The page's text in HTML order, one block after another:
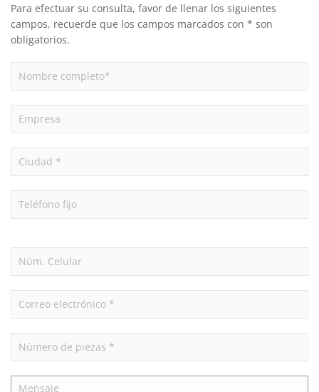
Para efectuar su consulta, favor de llenar los siguientes
campos, recuerde que los campos marcados con * son
obligatorios.